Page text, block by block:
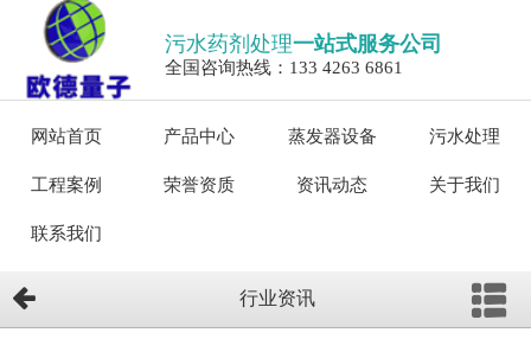
污水药剂处理一站式服务公司
全国咨询热线：133 4263 6861
网站首页 产品中心 蒸发器设备 污水处理
工程案例 荣誉资质 资讯动态 关于我们
联系我们
行业资讯